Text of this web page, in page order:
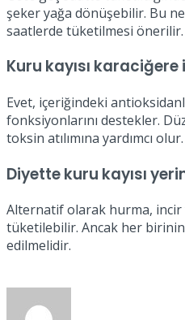
şeker yağa dönüşebilir. Bu
saatlerde tüketilmesi önerilir.
Kuru kayısı
Evet, içeriğindeki
fonksiyonlarını destekler.
toksin atılımına yardımcı olur.
Diyette kuru kayısı
Alternatif olarak hurma, incir
tüketilebilir. Ancak her
edilmelidir.